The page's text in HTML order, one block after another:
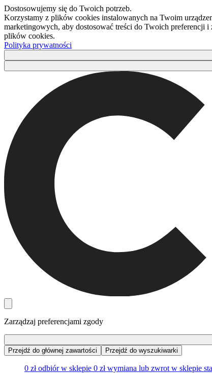
Dostosowujemy się do Twoich potrzeb.
Korzystamy z plików cookies instalowanych na Twoim
marketingowych, aby dostosować treści do Twoich
plików cookies.
Polityka prywatności
Zarządzaj preferencjami zgody
Przejdź do głównej zawartości
Przejdź do wyszukiwarki
0 zł odbiór w sklepie 0 zł wymiana lub zwrot w sklepie